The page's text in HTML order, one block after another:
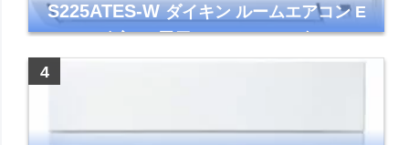
S225ATES-Wダイキン ルームエアコン E
シリーズ 主に6畳用 ホワイト 2025年モデル